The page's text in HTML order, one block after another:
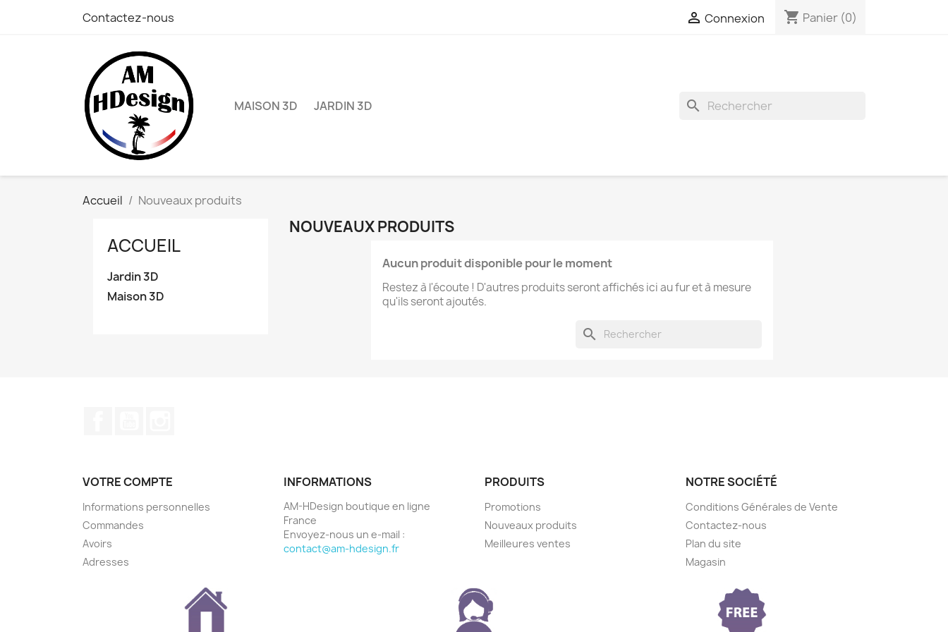
Contactez-nous  Connexion shopping_cart Panier (0)
MAISON 3D JARDIN 3D search
Accueil Nouveaux produits
ACCUEIL
Jardin 3D
Maison 3D
NOUVEAUX PRODUITS
Aucun produit disponible pour le moment
Restez à l'écoute ! D'autres produits seront affichés ici au fur et à mesure
qu'ils seront ajoutés.
search
VOTRE COMPTE
Informations personnelles
Commandes
Avoirs
Adresses
INFORMATIONS
AM-HDesign boutique en ligne
France
Envoyez-nous un e-mail :
contact@am-hdesign.fr
Créer une liste d'envies ×
PRODUITS
Promotions
Nouveaux produits
Meilleures ventes
NOTRE SOCIÉTÉ
Conditions Générales de Vente
Contactez-nous
Plan du site
Magasin